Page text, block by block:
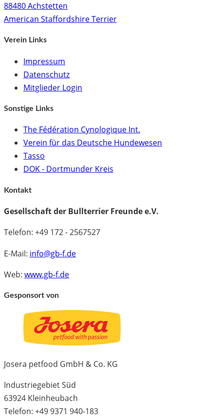
88480 Achstetten
American Staffordshire Terrier
Verein Links
Impressum
Datenschutz
Mitglieder Login
Sonstige Links
The Fédération Cynologique Int.
Verein für das Deutsche Hundewesen
Tasso
DOK - Dortmunder Kreis
Kontakt
Gesellschaft der Bullterrier Freunde e.V.
Telefon: +49 172 - 2567527
E-Mail: info@gb-f.de
Web: www.gb-f.de
Gesponsort von
Josera petfood GmbH & Co. KG
Industriegebiet Süd
63924 Kleinheubach
Telefon: +49 9371 940-183